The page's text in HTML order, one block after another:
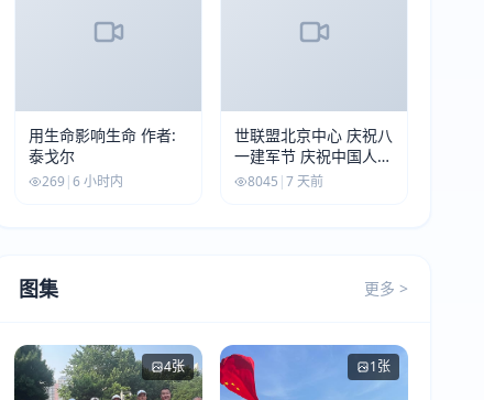
用生命影响生命 作者:
泰戈尔
269 |6 小时内
世联盟北京中心 庆祝八
一建军节 庆祝中国人民
解放军建军99周年
8045 |7 天前
图集 更多 >
4张 1张